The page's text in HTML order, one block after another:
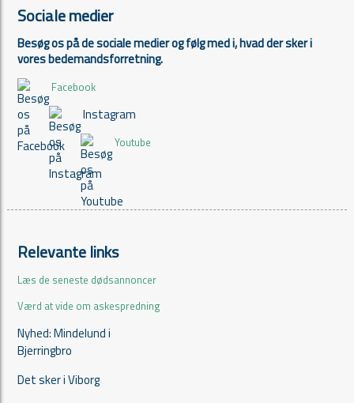
Sociale medier
Besøg os på de sociale medier og følg med i, hvad der sker i
vores bedemandsforretning.
Facebook
Instagram
Youtube
Relevante links
Læs de seneste dødsannoncer
Værd at vide om askespredning
Nyhed: Mindelund i
Bjerringbro
Det sker i Viborg